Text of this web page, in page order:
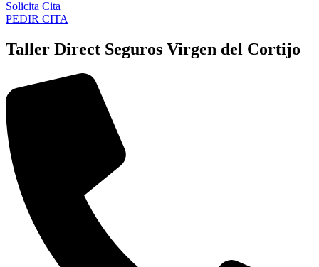
Solicita Cita
PEDIR CITA
Taller Direct Seguros Virgen del Cortijo